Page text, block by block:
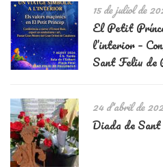
15 de juliol de
El Petit
l’interior –
Sant Feliu de
24 d'abril de
Diada de